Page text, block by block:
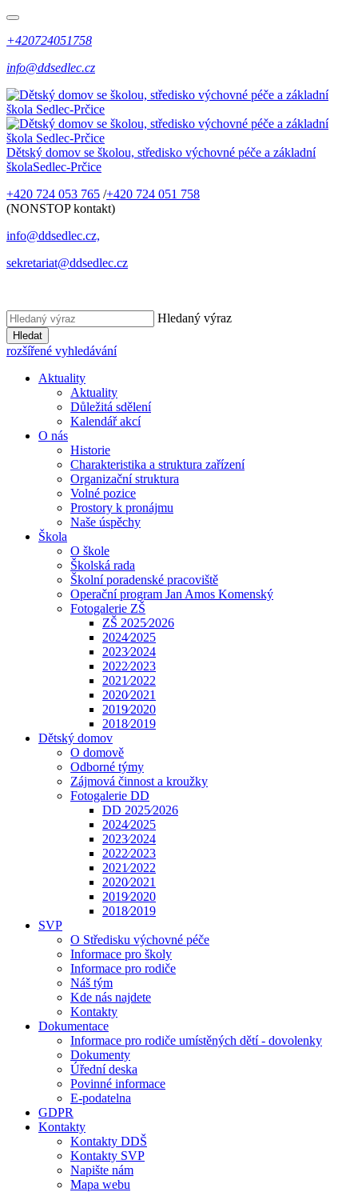
+420724051758
info@ddsedlec.cz
Dětský domov se školou, středisko výchovné péče a základní
školaSedlec-Prčice
+420 724 053 765 /+420 724 051 758
(NONSTOP kontakt)
info@ddsedlec.cz,
sekretariat@ddsedlec.cz
Hledaný výraz
Hledat
rozšířené vyhledávání
Aktuality
Aktuality
Důležitá sdělení
Kalendář akcí
O nás
Historie
Charakteristika a struktura zařízení
Organizační struktura
Volné pozice
Prostory k pronájmu
Naše úspěchy
Škola
O škole
Školská rada
Školní poradenské pracoviště
Operační program Jan Amos Komenský
Fotogalerie ZŠ
ZŠ 2025⁄2026
2024⁄2025
2023⁄2024
2022⁄2023
2021⁄2022
2020⁄2021
2019⁄2020
2018⁄2019
Dětský domov
O domově
Odborné týmy
Zájmová činnost a kroužky
Fotogalerie DD
DD 2025⁄2026
2024⁄2025
2023⁄2024
2022⁄2023
2021⁄2022
2020⁄2021
2019⁄2020
2018⁄2019
SVP
O Středisku výchovné péče
Informace pro školy
Informace pro rodiče
Náš tým
Kde nás najdete
Kontakty
Dokumentace
Informace pro rodiče umístěných dětí - dovolenky
Dokumenty
Úřední deska
Povinné informace
E-podatelna
GDPR
Kontakty
Kontakty DDŠ
Kontakty SVP
Napište nám
Mapa webu